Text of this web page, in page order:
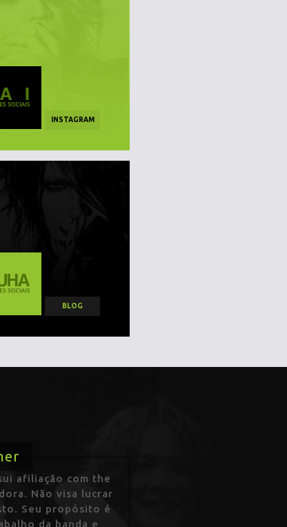
INSTAGRAM
BLOG
afiliação com the
Não visa lucrar
Seu propósito é
da banda e